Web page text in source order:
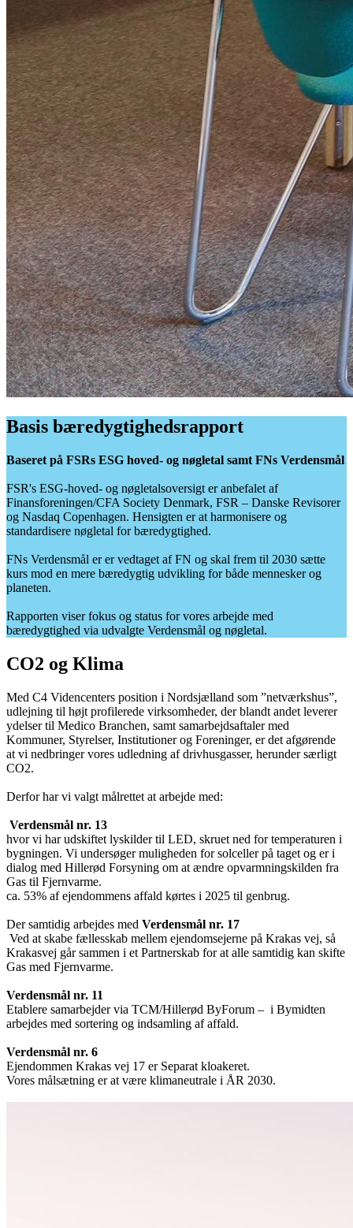
Basis bæredygtighedsrapport
Baseret på FSRs ESG hoved- og nøgletal samt FNs Verdensmål
FSR's ESG-hoved- og nøgletalsoversigt er anbefalet af
Finansforeningen/CFA Society Denmark, FSR – Danske Revisorer
og Nasdaq Copenhagen. Hensigten er at harmonisere og
standardisere nøgletal for bæredygtighed.
FNs Verdensmål er er vedtaget af FN og skal frem til 2030 sætte
kurs mod en mere bæredygtig udvikling for både mennesker og
planeten.
Rapporten viser fokus og status for vores arbejde med
bæredygtighed via udvalgte Verdensmål og nøgletal.
CO2 og Klima
Med C4 Videncenters position i Nordsjælland som ”netværkshus”,
udlejning til højt profilerede virksomheder, der blandt andet leverer
ydelser til Medico Branchen, samt samarbejdsaftaler med
Kommuner, Styrelser, Institutioner og Foreninger, er det afgørende
at vi nedbringer vores udledning af drivhusgasser, herunder særligt
CO2.
Derfor har vi valgt målrettet at arbejde med:
Verdensmål nr. 13
hvor vi har udskiftet lyskilder til LED, skruet ned for temperaturen i
bygningen. Vi undersøger muligheden for solceller på taget og er i
dialog med Hillerød Forsyning om at ændre opvarmningskilden fra
Gas til Fjernvarme.
ca. 53% af ejendommens affald kørtes i 2025 til genbrug.
Der samtidig arbejdes med Verdensmål nr. 17
Ved at skabe fællesskab mellem ejendomsejerne på Krakas vej, så
Krakasvej går sammen i et Partnerskab for at alle samtidig kan skifte
Gas med Fjernvarme.
Verdensmål nr. 11
Etablere samarbejder via TCM/Hillerød ByForum – i Bymidten
arbejdes med sortering og indsamling af affald.
Verdensmål nr. 6
Ejendommen Krakas vej 17 er Separat kloakeret.
Vores målsætning er at være klimaneutrale i ÅR 2030.